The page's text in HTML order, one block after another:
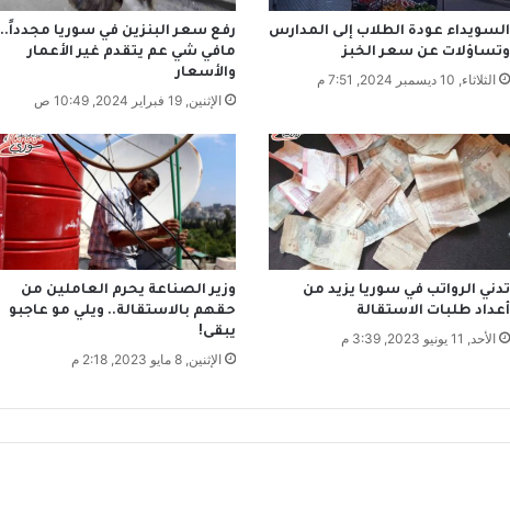
ت
ه
ا
م
و
ر
ك
ا
ل
س
و
ر
ي
السويداء عودة الطلاب إلى المدارس
وتساؤلات عن سعر الخبز
الثلاثاء, 10 ديسمبر 2024, 7:51 م
رفع سعر البنزين في سوريا مجدداً..
مافي شي عم يتقدم غير الأعمار
والأسعار
الإثنين, 19 فبراير 2024, 10:49 ص
تدني الرواتب في سوريا يزيد من
أعداد طلبات الاستقالة
الأحد, 11 يونيو 2023, 3:39 م
وزير الصناعة يحرم العاملين من
حقهم بالاستقالة.. ويلي مو عاجبو
يبقى!
الإثنين, 8 مايو 2023, 2:18 م